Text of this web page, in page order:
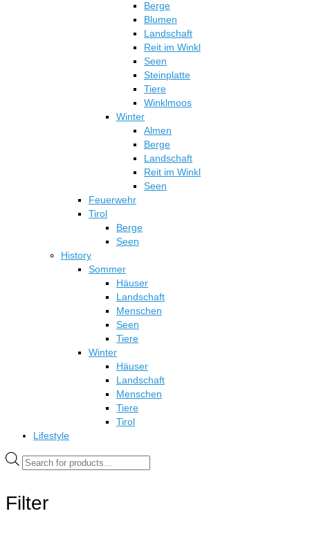
Berge
Blumen
Landschaft
Reit im Winkl
Seen
Steinplatte
Tiere
Winklmoos
Winter
Almen
Berge
Landschaft
Reit im Winkl
Seen
Feuerwehr
Tirol
Berge
Seen
History
Sommer
Häuser
Landschaft
Menschen
Seen
Tiere
Winter
Häuser
Landschaft
Menschen
Tiere
Tirol
Lifestyle
Products
search
Filter